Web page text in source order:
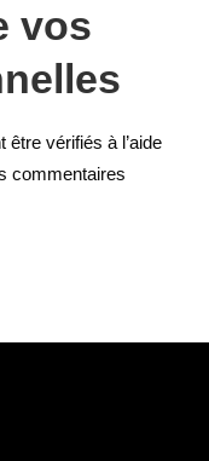
vos
vérifiés à l’aide
commentaires